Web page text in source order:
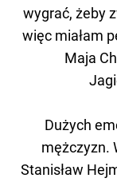
wygrać, żeby
więc miałam
Maja
Dużych
mężczyzn.
Stanisław